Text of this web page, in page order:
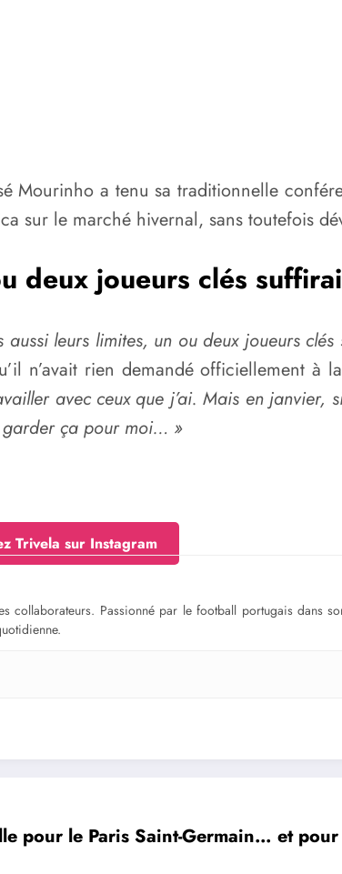
Mourinho a tenu sa traditionnelle
sur le marché hivernal, sans toutefois
deux joueurs clés
leurs limites, un ou deux joueurs
n’avait rien demandé officiellement à
avec ceux que j’ai. Mais en janvier,
garder ça pour moi… »
Trivela sur Instagram
Passionné par le football portugais dans
pour le Paris Saint-Germain… et